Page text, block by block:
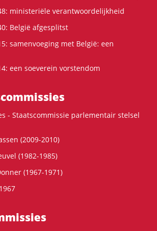
ministeriële verantwoordelijkheid
België afgesplitst
samenvoeging met België: een
een soeverein vorstendom
- Staatscommissie parlementair stelsel
(2009-2010)
(1982-1985)
(1967-1971)